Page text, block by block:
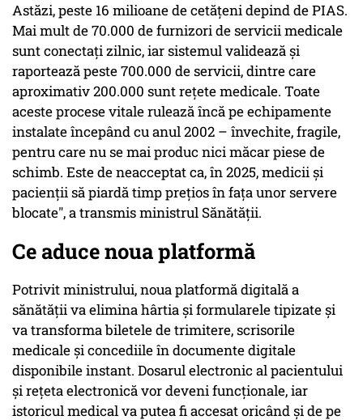
Astăzi, peste 16 milioane de cetățeni depind de PIAS.
Mai mult de 70.000 de furnizori de servicii medicale
sunt conectați zilnic, iar sistemul validează și
raportează peste 700.000 de servicii, dintre care
aproximativ 200.000 sunt rețete medicale. Toate
aceste procese vitale rulează încă pe echipamente
instalate începând cu anul 2002 – învechite, fragile,
pentru care nu se mai produc nici măcar piese de
schimb. Este de neacceptat ca, în 2025, medicii și
pacienții să piardă timp prețios în fața unor servere
blocate", a transmis ministrul Sănătății.
Ce aduce noua platformă
Potrivit ministrului, noua platformă digitală a
sănătății va elimina hârtia și formularele tipizate și
va transforma biletele de trimitere, scrisorile
medicale și concediile în documente digitale
disponibile instant. Dosarul electronic al pacientului
și rețeta electronică vor deveni funcționale, iar
istoricul medical va putea fi accesat oricând și de pe